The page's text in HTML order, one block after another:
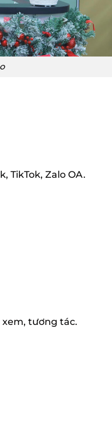
TikTok, Zalo OA.
xem, tương tác.